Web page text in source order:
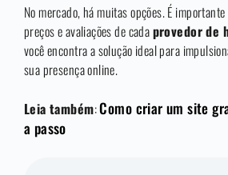
No mercado, há muitas opções. É
preços e avaliações de cadaprovedor de
você encontra a solução ideal para
sua presença online.
Leia também:Como criar um site
a passo